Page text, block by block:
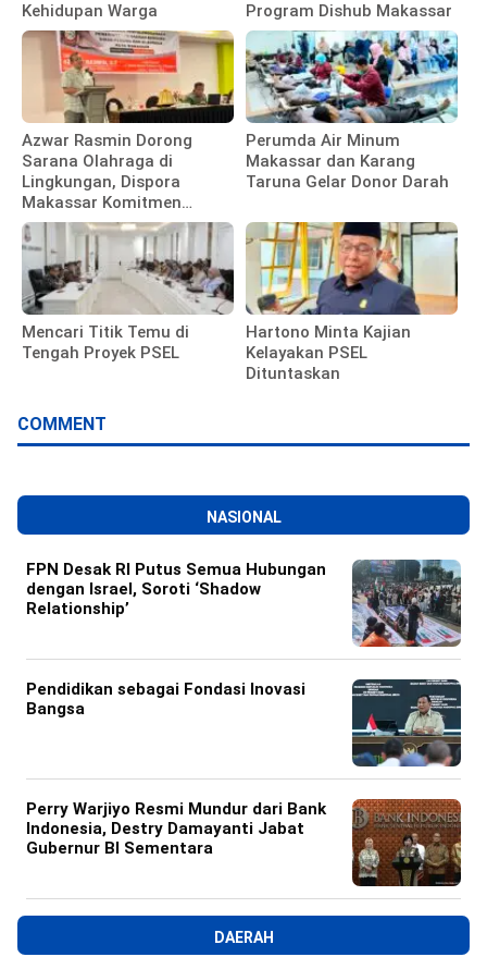
Kehidupan Warga Program Dishub Makassar
Azwar Rasmin Dorong
Sarana Olahraga di
Lingkungan, Dispora
Makassar Komitmen
Bangun Fasilitas
Perumda Air Minum
Makassar dan Karang
Taruna Gelar Donor Darah
Mencari Titik Temu di
Tengah Proyek PSEL
Hartono Minta Kajian
Kelayakan PSEL
Dituntaskan
COMMENT
NASIONAL
FPN Desak RI Putus Semua Hubungan
dengan Israel, Soroti ‘Shadow
Relationship’
Pendidikan sebagai Fondasi Inovasi
Bangsa
Perry Warjiyo Resmi Mundur dari Bank
Indonesia, Destry Damayanti Jabat
Gubernur BI Sementara
DAERAH